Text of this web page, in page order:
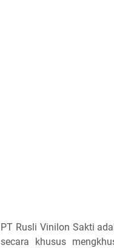
PT Rusli Vinilon Sakti
secara khusus